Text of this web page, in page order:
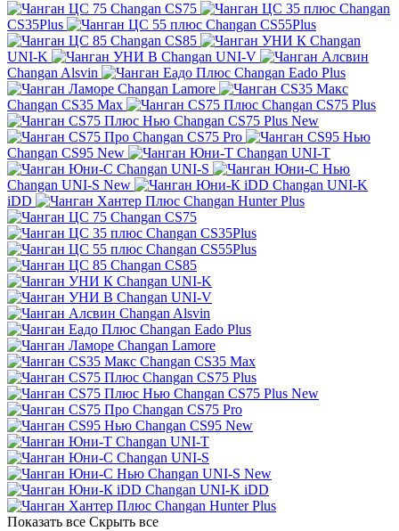
Changan CS75
Changan
CS35Plus
Changan CS55Plus
Changan CS85
Changan
UNI-K
Changan UNI-V
Changan Alsvin
Changan Eado Plus
Changan Lamore
Changan CS35 Max
Changan CS75 Plus
Changan CS75 Plus New
Changan CS75 Pro
Changan CS95 New
Changan UNI-T
Changan UNI-S
Changan UNI-S New
Changan UNI-K
iDD
Changan Hunter Plus
Changan CS75
Changan CS35Plus
Changan CS55Plus
Changan CS85
Changan UNI-K
Changan UNI-V
Changan Alsvin
Changan Eado Plus
Changan Lamore
Changan CS35 Max
Changan CS75 Plus
Changan CS75 Plus New
Changan CS75 Pro
Changan CS95 New
Changan UNI-T
Changan UNI-S
Changan UNI-S New
Changan UNI-K iDD
Changan Hunter Plus
Показать все Скрыть все